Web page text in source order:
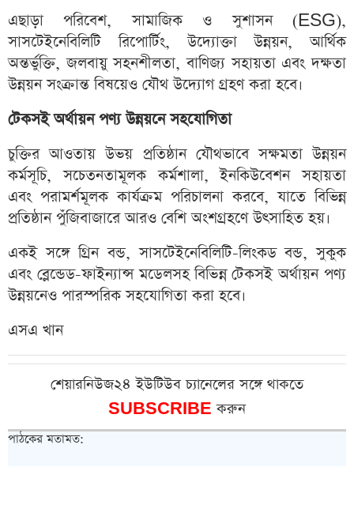
এছাড়া পরিবেশ, সামাজিক ও সুশাসন (ESG),
সাসটেইনেবিলিটি রিপোর্টিং, উদ্যোক্তা উন্নয়ন, আর্থিক
অন্তর্ভুক্তি, জলবায়ু সহনশীলতা, বাণিজ্য সহায়তা এবং দক্ষতা
উন্নয়ন সংক্রান্ত বিষয়েও যৌথ উদ্যোগ গ্রহণ করা হবে।
টেকসই অর্থায়ন পণ্য উন্নয়নে সহযোগিতা
চুক্তির আওতায় উভয় প্রতিষ্ঠান যৌথভাবে সক্ষমতা উন্নয়ন
কর্মসূচি, সচেতনতামূলক কর্মশালা, ইনকিউবেশন সহায়তা
এবং পরামর্শমূলক কার্যক্রম পরিচালনা করবে, যাতে বিভিন্ন
প্রতিষ্ঠান পুঁজিবাজারে আরও বেশি অংশগ্রহণে উৎসাহিত হয়।
একই সঙ্গে গ্রিন বন্ড, সাসটেইনেবিলিটি-লিংকড বন্ড, সুকুক
এবং ব্লেন্ডেড-ফাইন্যান্স মডেলসহ বিভিন্ন টেকসই অর্থায়ন পণ্য
উন্নয়নেও পারস্পরিক সহযোগিতা করা হবে।
এসএ খান
শেয়ারনিউজ২৪ ইউটিউব চ্যানেলের সঙ্গে থাকতে
SUBSCRIBEকরুন
পাঠকের মতামত: